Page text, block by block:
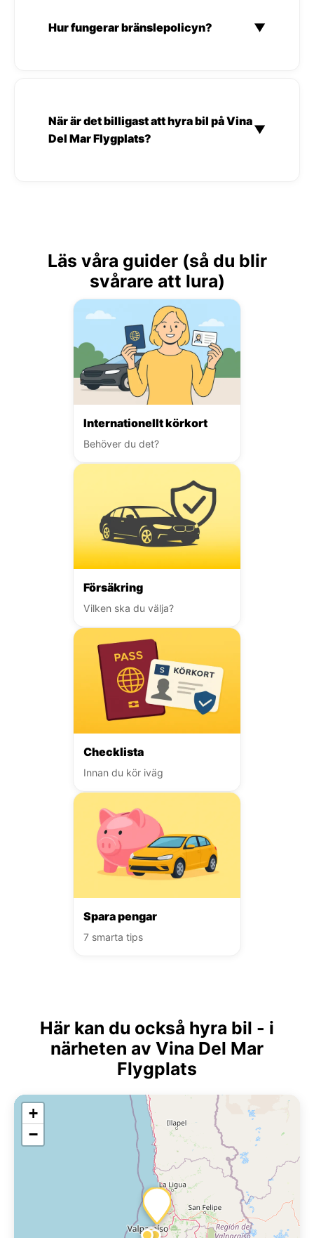
Hur fungerar bränslepolicyn? ▼
När är det billigast att hyra bil på Vina
Del Mar Flygplats?
▼
Läs våra guider (så du blir
svårare att lura)
Internationellt körkort
Behöver du det?
Försäkring
Vilken ska du välja?
Checklista
Innan du kör iväg
Spara pengar
7 smarta tips
Här kan du också hyra bil - i
närheten av Vina Del Mar
Flygplats
+
−